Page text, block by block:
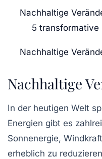
Nachhaltige
5
Nachhaltige
Nachhaltige
In der heutigen Welt
Energien gibt es
Sonnenergie, Windkraft
erheblich zu